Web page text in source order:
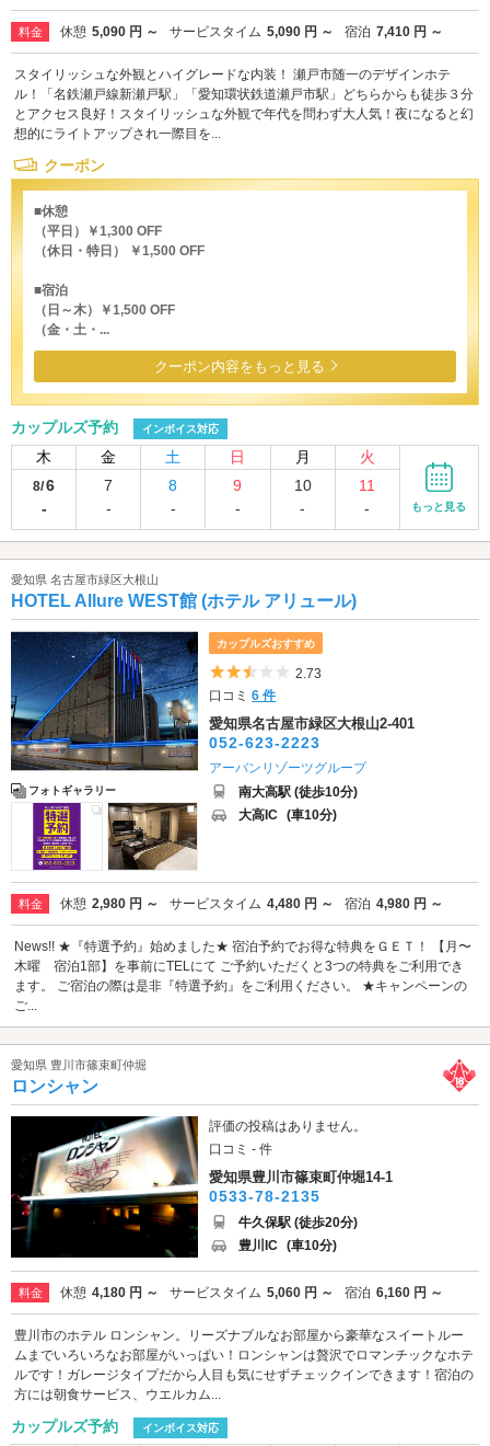
料金 休憩 5,090 円 ～ サービスタイム 5,090 円 ～ 宿泊 7,410 円 ～
スタイリッシュな外観とハイグレードな内装！ 瀬戸市随一のデザインホテ
ル！「名鉄瀬戸線新瀬戸駅」「愛知環状鉄道瀬戸市駅」どちらからも徒歩３分
とアクセス良好！スタイリッシュな外観で年代を問わず大人気！夜になると幻
想的にライトアップされ一際目を...
クーポン
■休憩
（平日）￥1,300 OFF
（休日・特日） ￥1,500 OFF
■宿泊
（日～木）￥1,500 OFF
（金・土・...
クーポン内容をもっと見る
カップルズ予約 インボイス対応
木 金 土 日 月 火
8/6
-
7
-
8
-
9
-
10
-
11
-
もっと見る
愛知県 名古屋市緑区大根山
HOTEL Allure WEST館 (ホテル アリュール)
フォトギャラリー
カップルズおすすめ
5つ星のうち2.5
2.73
口コミ6 件
愛知県名古屋市緑区大根山2-401
052-623-2223
アーバンリゾーツグループ
南大高駅 (徒歩10分)
大高IC (車10分)
料金 休憩 2,980 円 ～ サービスタイム 4,480 円 ～ 宿泊 4,980 円 ～
News!! ★『特選予約』始めました★ 宿泊予約でお得な特典をＧＥＴ！ 【月〜
木曜 宿泊1部】を事前にTELにて ご予約いただくと3つの特典をご利用でき
ます。 ご宿泊の際は是非『特選予約』をご利用ください。 ★キャンペーンの
ご...
愛知県 豊川市篠束町仲堀
ロンシャン
評価の投稿はありません。
口コミ - 件
愛知県豊川市篠束町仲堀14-1
0533-78-2135
牛久保駅 (徒歩20分)
豊川IC (車10分)
料金 休憩 4,180 円 ～ サービスタイム 5,060 円 ～ 宿泊 6,160 円 ～
豊川市のホテル ロンシャン。リーズナブルなお部屋から豪華なスイートルー
ムまでいろいろなお部屋がいっぱい！ロンシャンは贅沢でロマンチックなホテ
ルです！ガレージタイプだから人目も気にせずチェックインできます！宿泊の
方には朝食サービス、ウエルカム...
カップルズ予約 インボイス対応